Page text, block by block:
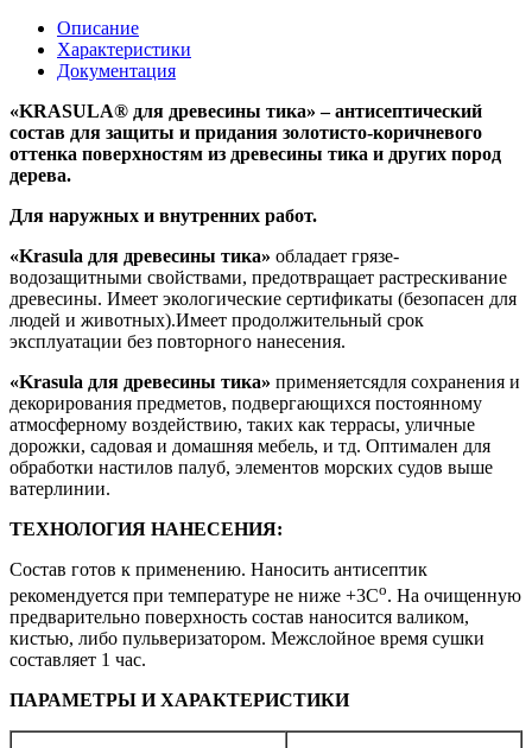
Описание
Характеристики
Документация
«KRASULA® для древесины тика» – антисептический
состав для защиты и придания золотисто-коричневого
оттенка поверхностям из древесины тика и других пород
дерева.
Для наружных и внутренних работ.
«Krasula для древесины тика» обладает грязе-
водозащитными свойствами, предотвращает растрескивание
древесины. Имеет экологические сертификаты (безопасен для
людей и животных).Имеет продолжительный срок
эксплуатации без повторного нанесения.
«Krasula для древесины тика» применяетсядля сохранения и
декорирования предметов, подвергающихся постоянному
атмосферному воздействию, таких как террасы, уличные
дорожки, садовая и домашняя мебель, и тд. Оптимален для
обработки настилов палуб, элементов морских судов выше
ватерлинии.
ТЕХНОЛОГИЯ НАНЕСЕНИЯ:
Состав готов к применению. Наносить антисептик
рекомендуется при температуре не ниже +3Со. На очищенную
предварительно поверхность состав наносится валиком,
кистью, либо пульверизатором. Межслойное время сушки
составляет 1 час.
ПАРАМЕТРЫ И ХАРАКТЕРИСТИКИ